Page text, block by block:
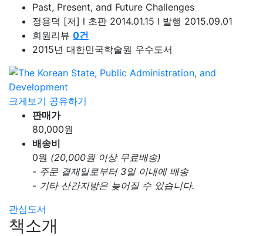
Past, Present, and Future Challenges
정용덕 [저] l 초판 2014.01.15 l 발행 2015.09.01
회원리뷰 0건
2015년 대한민국학술원 우수도서
크게보기 공유하기
판매가
80,000원
배송비
0원 (20,000원 이상 무료배송)
- 주문 결재일로부터 3일 이내에 배송
- 기타 산간지방은 늦어질 수 있습니다.
관심도서
책소개